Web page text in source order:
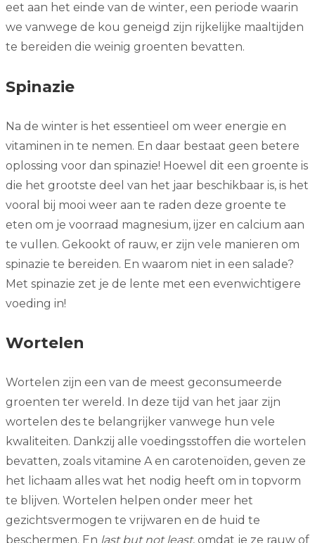
eet aan het einde van de winter, een periode waarin
we vanwege de kou geneigd zijn rijkelijke maaltijden
te bereiden die weinig groenten bevatten.
Spinazie
Na de winter is het essentieel om weer energie en
vitaminen in te nemen. En daar bestaat geen betere
oplossing voor dan spinazie! Hoewel dit een groente is
die het grootste deel van het jaar beschikbaar is, is het
vooral bij mooi weer aan te raden deze groente te
eten om je voorraad magnesium, ijzer en calcium aan
te vullen. Gekookt of rauw, er zijn vele manieren om
spinazie te bereiden. En waarom niet in een salade?
Met spinazie zet je de lente met een evenwichtigere
voeding in!
Wortelen
Wortelen zijn een van de meest geconsumeerde
groenten ter wereld. In deze tijd van het jaar zijn
wortelen des te belangrijker vanwege hun vele
kwaliteiten. Dankzij alle voedingsstoffen die wortelen
bevatten, zoals vitamine A en carotenoïden, geven ze
het lichaam alles wat het nodig heeft om in topvorm
te blijven. Wortelen helpen onder meer het
gezichtsvermogen te vrijwaren en de huid te
beschermen. En last but not least, omdat je ze rauw of